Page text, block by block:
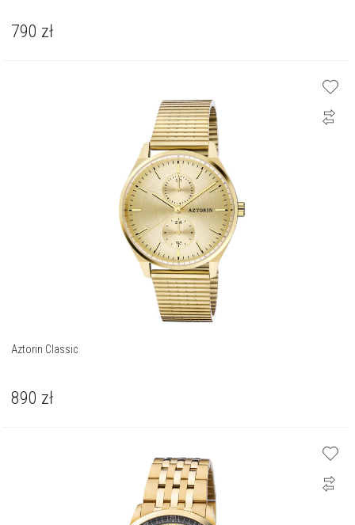
790 zł
Aztorin Classic
890 zł